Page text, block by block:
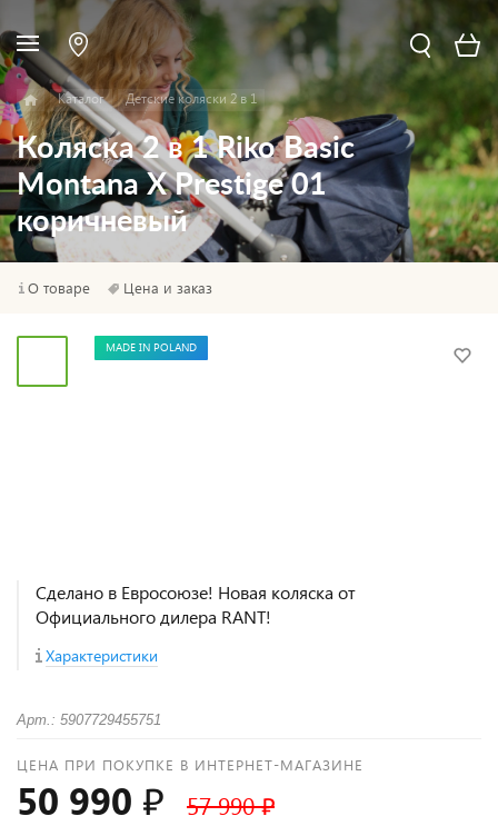
Каталог Детские коляски 2 в 1
Коляска 2 в 1 Riko Basic
Montana X Prestige 01
коричневый
О товаре Цена и заказ
MADE IN POLAND
Сделано в Евросоюзе! Новая коляска от
Официального дилера RANT!
Характеристики
Арт.: 5907729455751
ЦЕНА ПРИ ПОКУПКЕ В ИНТЕРНЕТ-МАГАЗИНЕ
50 990 ₽ 57 990 ₽